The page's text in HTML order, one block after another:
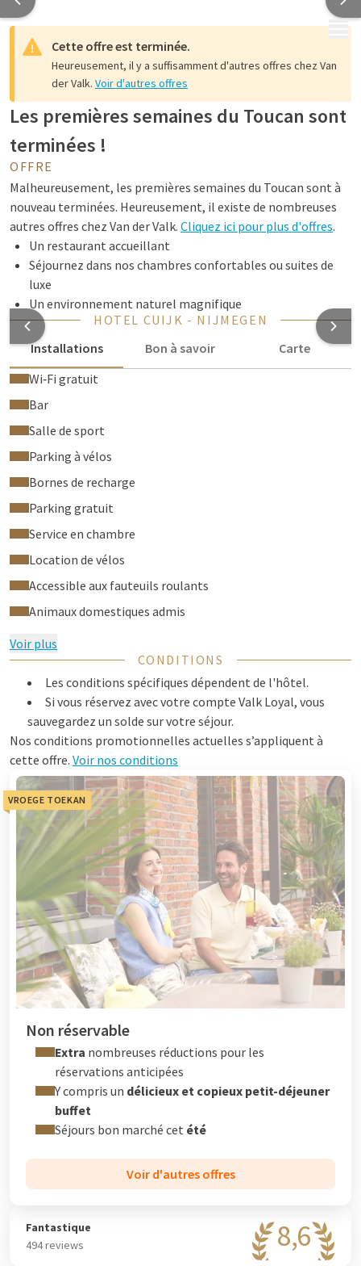
MENU
Cette offre est terminée.
Heureusement, il y a suffisamment d'autres offres chez Van
der Valk. Voir d'autres offres
Les premières semaines du Toucan sont
terminées !
OFFRE
Malheureusement, les premières semaines du Toucan sont à
nouveau terminées. Heureusement, il existe de nombreuses
autres offres chez Van der Valk. Cliquez ici pour plus d'offres.
Un restaurant accueillant
Séjournez dans nos chambres confortables ou suites de
luxe
Un environnement naturel magnifique
HOTEL CUIJK - NIJMEGEN
Installations
Bon à savoir
Carte
Wi‑Fi gratuit
Bar
Salle de sport
Parking à vélos
Bornes de recharge
Parking gratuit
Service en chambre
Location de vélos
Accessible aux fauteuils roulants
Animaux domestiques admis
Voir plus
CONDITIONS
Les conditions spécifiques dépendent de l'hôtel.
Si vous réservez avec votre compte Valk Loyal, vous
sauvegardez un solde sur votre séjour.
Nos conditions promotionnelles actuelles s’appliquent à
cette offre. Voir nos conditions
VROEGE TOEKAN
Non réservable
Extra nombreuses réductions pour les
réservations anticipées
Y compris un délicieux et copieux petit-déjeuner
buffet
Séjours bon marché cet été
Voir d'autres offres
8,6
Fantastique
494 reviews